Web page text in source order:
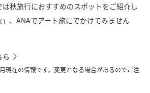
秋旅行におすすめのスポットをご紹介し
、ANAでアート旅にでかけてみません
現在の情報です。変更となる場合があるのでご注